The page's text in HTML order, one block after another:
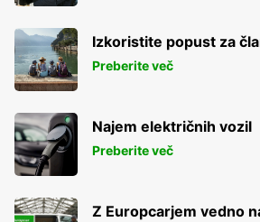
LENS - FRANCE
LILLE VILLENEUVE-D'ASCQ
VILLENEUVE D ASCQ - FRANCE
Izkoristite popust za
Preberite več
Najem električnih vozil
Preberite več
Z Europcarjem vedno